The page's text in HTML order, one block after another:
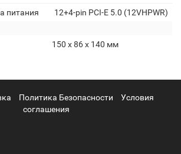
питания
12+4-pin PCI-E 5.0 (12VHPWR)
150 x 86 x 140 мм
Политика Безопасности
Условия
соглашения